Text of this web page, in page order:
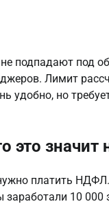
подпадают под
Лимит
удобно, но
значит
платить
10